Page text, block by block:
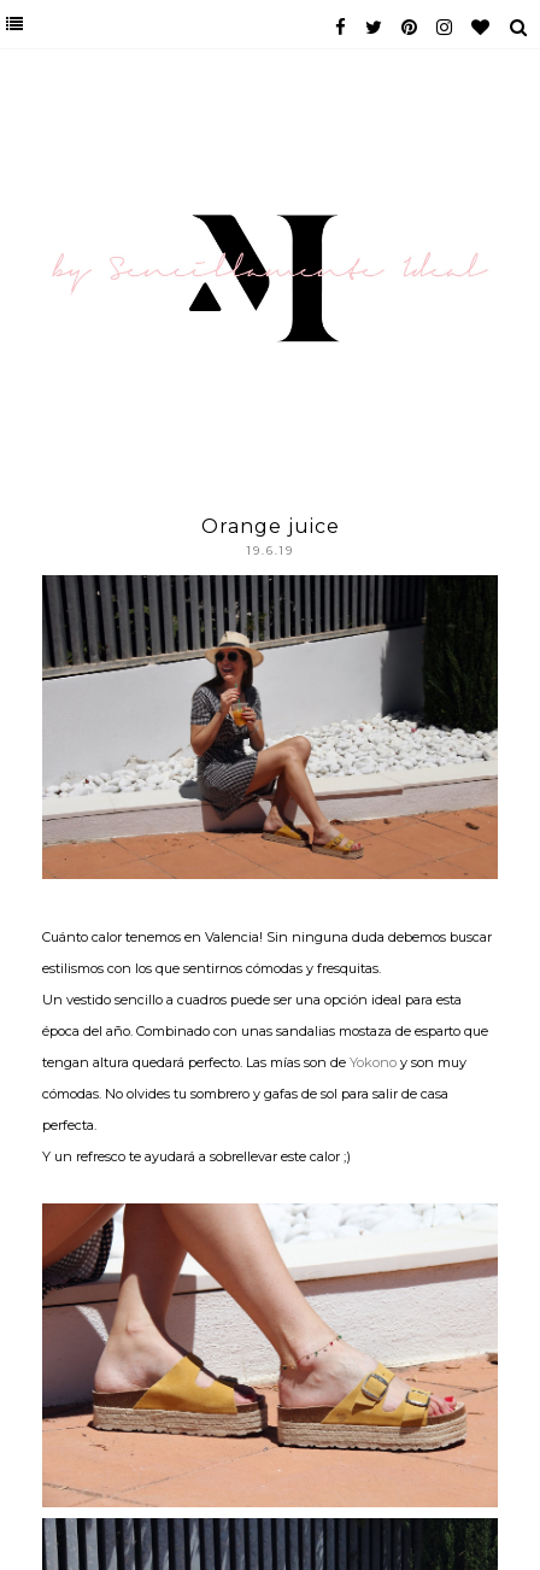
Orange juice
19.6.19
Cuánto calor tenemos en Valencia! Sin ninguna duda debemos buscar
estilismos con los que sentirnos cómodas y fresquitas.
Un vestido sencillo a cuadros puede ser una opción ideal para esta
época del año. Combinado con unas sandalias mostaza de esparto que
tengan altura quedará perfecto. Las mías son de Yokono y son muy
cómodas. No olvides tu sombrero y gafas de sol para salir de casa
perfecta.
Y un refresco te ayudará a sobrellevar este calor ;)